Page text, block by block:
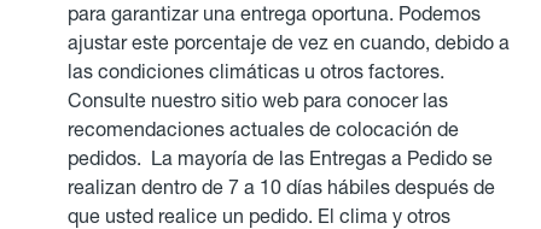
para garantizar una entrega oportuna. Podemos
ajustar este porcentaje de vez en cuando, debido a
las condiciones climáticas u otros factores.
Consulte nuestro sitio web para conocer las
recomendaciones actuales de colocación de
pedidos. La mayoría de las Entregas a Pedido se
realizan dentro de 7 a 10 días hábiles después de
que usted realice un pedido. El clima y otros